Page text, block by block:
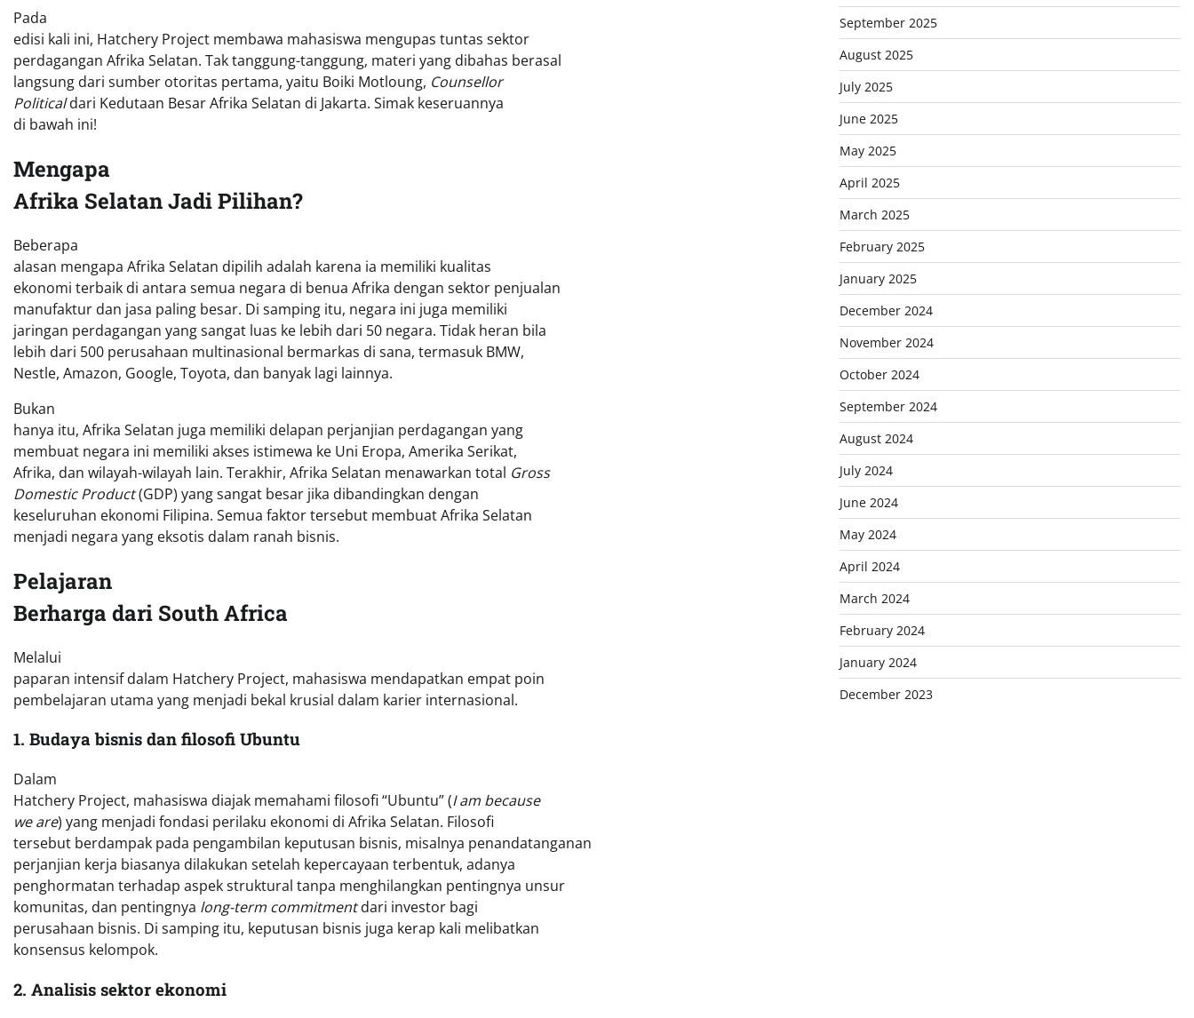
Pada
edisi kali ini, Hatchery Project membawa mahasiswa mengupas tuntas sektor
perdagangan Afrika Selatan. Tak tanggung-tanggung, materi yang dibahas berasal
langsung dari sumber otoritas pertama, yaitu Boiki Motloung, Counsellor
Politicaldari Kedutaan Besar Afrika Selatan di Jakarta. Simak keseruannya
di bawah ini!
Mengapa
Afrika Selatan Jadi Pilihan?
Beberapa
alasan mengapa Afrika Selatan dipilih adalah karena ia memiliki kualitas
ekonomi terbaik di antara semua negara di benua Afrika dengan sektor penjualan
manufaktur dan jasa paling besar. Di samping itu, negara ini juga memiliki
jaringan perdagangan yang sangat luas ke lebih dari 50 negara. Tidak heran bila
lebih dari 500 perusahaan multinasional bermarkas di sana, termasuk BMW,
Nestle, Amazon, Google, Toyota, dan banyak lagi lainnya.
Bukan
hanya itu, Afrika Selatan juga memiliki delapan perjanjian perdagangan yang
membuat negara ini memiliki akses istimewa ke Uni Eropa, Amerika Serikat,
Afrika, dan wilayah-wilayah lain. Terakhir, Afrika Selatan menawarkan total Gross
Domestic Product(GDP) yang sangat besar jika dibandingkan dengan
keseluruhan ekonomi Filipina. Semua faktor tersebut membuat Afrika Selatan
menjadi negara yang eksotis dalam ranah bisnis.
Pelajaran
Berharga dari South Africa
Melalui
paparan intensif dalam Hatchery Project, mahasiswa mendapatkan empat poin
pembelajaran utama yang menjadi bekal krusial dalam karier internasional.
1. Budaya bisnis dan filosofi Ubuntu
Dalam
Hatchery Project, mahasiswa diajak memahami filosofi “Ubuntu” (I am because
we are) yang menjadi fondasi perilaku ekonomi di Afrika Selatan. Filosofi
tersebut berdampak pada pengambilan keputusan bisnis, misalnya penandatanganan
perjanjian kerja biasanya dilakukan setelah kepercayaan terbentuk, adanya
penghormatan terhadap aspek struktural tanpa menghilangkan pentingnya unsur
komunitas, dan pentingnya long-term commitmentdari investor bagi
perusahaan bisnis. Di samping itu, keputusan bisnis juga kerap kali melibatkan
konsensus kelompok.
2. Analisis sektor ekonomi
September 2025
August 2025
July 2025
June 2025
May 2025
April 2025
March 2025
February 2025
January 2025
December 2024
November 2024
October 2024
September 2024
August 2024
July 2024
June 2024
May 2024
April 2024
March 2024
February 2024
January 2024
December 2023